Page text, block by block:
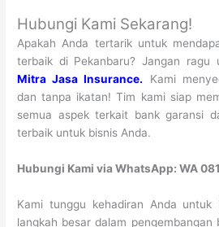
Hubungi Kami Sekarang!
Apakah Anda tertarik untuk
terbaik di Pekanbaru? Jangan ragu
Mitra Jasa Insurance. Kami
dan tanpa ikatan! Tim kami siap
semua aspek terkait bank garansi
terbaik untuk bisnis Anda.
Hubungi Kami via WhatsApp: WA
Kami tunggu kehadiran Anda untuk
langkah besar dalam pengembangan